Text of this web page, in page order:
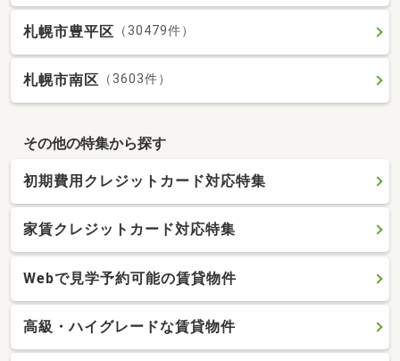
札幌市豊平区 （30479件）
札幌市南区 （3603件）
その他の特集から探す
初期費用クレジットカード対応特集
家賃クレジットカード対応特集
Webで見学予約可能の賃貸物件
高級・ハイグレードな賃貸物件